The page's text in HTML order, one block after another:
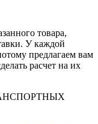
товара,
У каждой
предлагаем вам
расчет на их